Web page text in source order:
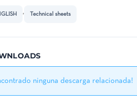
, Technical sheets
ninguna descarga relacionada!